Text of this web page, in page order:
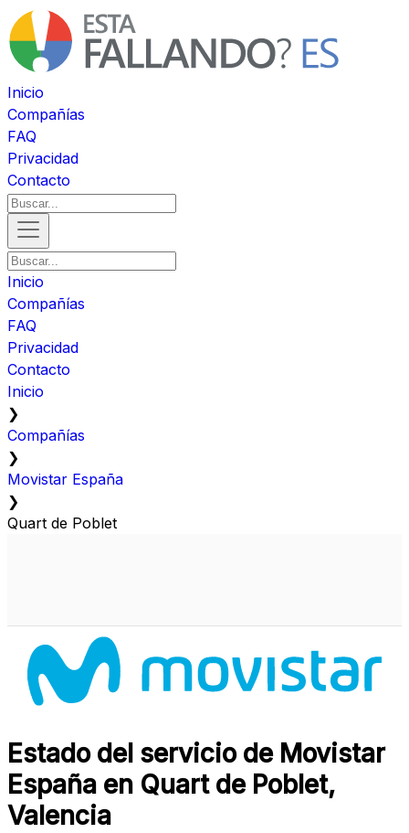
Inicio
Compañías
FAQ
Privacidad
Contacto
Inicio
Compañías
FAQ
Privacidad
Contacto
Inicio
❯
Compañías
❯
Movistar España
❯
Quart de Poblet
Estado del servicio de Movistar
España en Quart de Poblet,
Valencia